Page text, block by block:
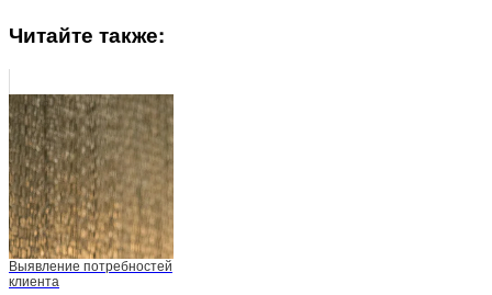
Читайте также:
Выявление потребностей
клиента